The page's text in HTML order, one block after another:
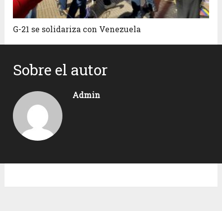
G-21 se solidariza con Venezuela
Sobre el autor
Admin